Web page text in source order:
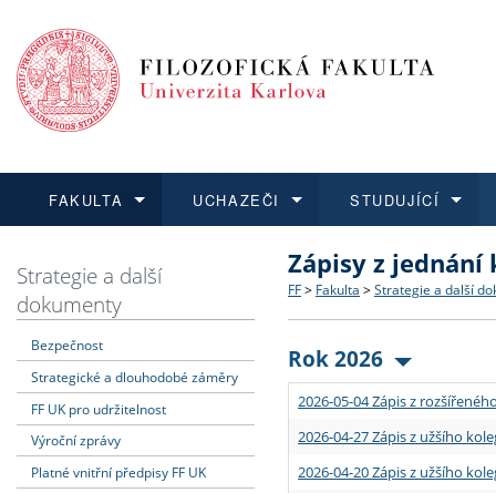
FAKULTA
Dozvědět se více
Struktura a historie
Strategie a další
Podpora a benefity pro
Absolventi fakulty
UCHAZEČI
Podat přihlášku
Co studovat a jak se
Učitelské studijní
Informace k průběhu
STUDUJÍCÍ
Dozvědět se více
Bakalářské a magisterské
Doktorské studium
Rigorózní řízení
Dozvědět se více
O vědě a výzkumu na FF
Akademické kvalifikace
Granty a projekty
Dozvědět se více
Aktuální nabídky a
Vyjíždějící studenti
Přijíždějící studenti
Vyjíždějící zaměstnanci
Strategie a další
dokumenty
Bezpečnost
Strategické a dlouhodobé záměry
FF UK pro udržitelnost
Výroční zprávy
Platné vnitřní předpisy FF UK
Zápisy z jednání
FF > Fakulta > Strategie a další
Rok 2026
2026-05-04 Zápis z
2026-04-27 Zápis z užšího
2026-04-20 Zápis z užšího